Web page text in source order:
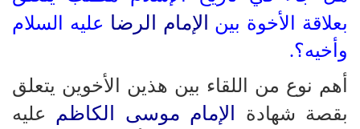
بعلاقة الأخوة بين الإمام الرضا عليه السلام
وأخيه؟.
أهم نوع من اللقاء بين هذين الأخوين يتعلق
بقصة شهادة الإمام موسى الكاظم عليه